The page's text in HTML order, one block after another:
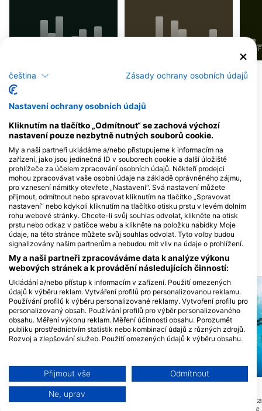
F
Potápěčská centra obsluhující tuto
potápěčskou lokalitu
StartDuiken, Zoetermeer
Wattstraat 13 C, 2723 RA
Zoetermeer, Nizozemsko
All Stars Diving
Dunantstraat 48, 2713 VA
Zoetermeer, Nizozemsko
DIVE LOKALITY V OKOLÍ
(★0.0)
RiF010 je světovým unikátem: první
Aqualung
Krásná potápěčská
podél hliněných stěn
čeština Zásady ochrany osobních údajů
Nastavení ochrany osobních údajů
Kliknutím na tlačítko „Odmítnout“ se zachová výchozí
nastavení pouze nezbytně nutných souborů cookie.
My a naši partneři ukládáme a/nebo přistupujeme k informacím na
zařízení, jako jsou jedinečná ID v souborech cookie a další úložiště
prohlížeče za účelem zpracování osobních údajů. Někteří prodejci
mohou zpracovávat vaše osobní údaje na základě oprávněného zájmu,
pro vznesení námitky otevřete „Nastavení“. Svá nastavení můžete
přijmout, odmítnout nebo spravovat kliknutím na tlačítko „Spravovat
nastavení“ nebo kdykoli kliknutím na tlačítko otisku prstu v levém dolním
rohu webové stránky. Chcete-li svůj souhlas odvolat, klikněte na otisk
prstu nebo odkaz v patičce webu a klikněte na položku nabídky Moje
údaje, na této stránce můžete svůj souhlas odvolat. Tyto volby budou
signalizovány našim partnerům a nebudou mít vliv na údaje o prohlížení.
My a naši partneři zpracováváme data k analýze výkonu
webových stránek a k provádění následujících činností:
Ukládání a/nebo přístup k informacím v zařízení. Použití omezených
údajů k výběru reklam. Vytváření profilů pro personalizovanou reklamu.
Používání profilů k výběru personalizované reklamy. Vytvoření profilu pro
personalizovaný obsah. Používání profilů pro výběr personalizovaného
obsahu. Měření výkonu reklam. Měření účinnosti obsahu. Porozumět
publiku prostřednictvím statistik nebo kombinací údajů z různých zdrojů.
Rozvoj a zlepšování služeb. Použití omezených údajů k výběru obsahu.
Data mohou být sdílena mimo Evropskou unii a odesílána do USA.
Váš souhlas a zásady používání cookie se vztahují pouze na tento
web/aplikaci.
Přijmout vše Odmítnout
Ne, uprav